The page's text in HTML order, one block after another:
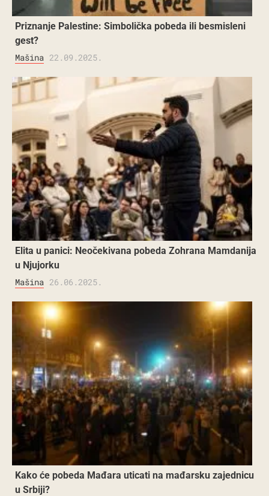
Priznanje Palestine: Simbolička pobeda ili besmisleni
gest?
Mašina 22.09.2025.
Elita u panici: Neočekivana pobeda Zohrana Mamdanija
u Njujorku
Mašina 26.06.2025.
Kako će pobeda Mađara uticati na mađarsku zajednicu
u Srbiji?